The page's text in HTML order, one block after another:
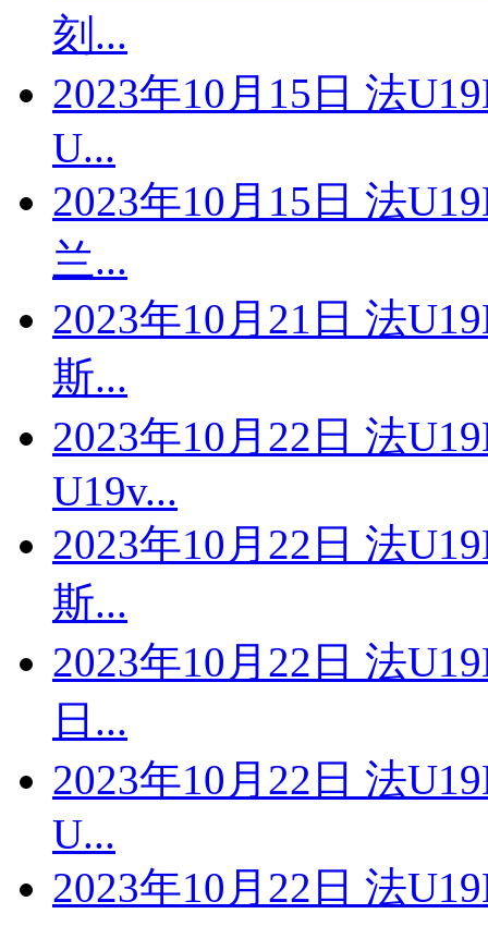
刻...
2023年10月15日 法
U...
2023年10月15日 法
兰...
2023年10月21日 法
斯...
2023年10月22日 法
U19v...
2023年10月22日 法
斯...
2023年10月22日 法
日...
2023年10月22日 法
U...
2023年10月22日 法